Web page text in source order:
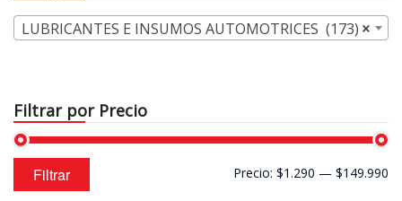
×
LUBRICANTES E INSUMOS AUTOMOTRICES (173)
Filtrar por Precio
Precio
mínimo
Precio
máximo
Filtrar Precio: $1.290 — $149.990